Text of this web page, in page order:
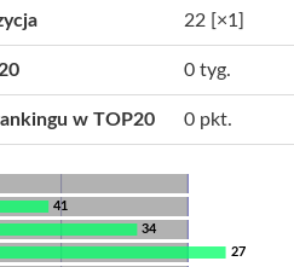
22 [×1]
0 tyg.
w TOP20 0 pkt.
41
34
27